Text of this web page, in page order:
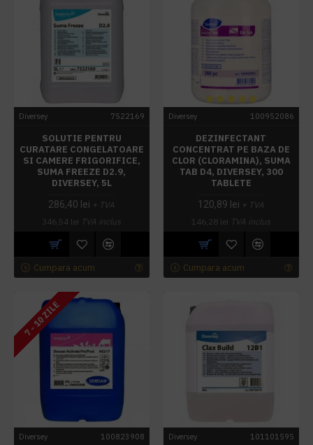
Diversey 7522169
SOLUTIE PENTRU
CURATARE CONGELATOARE
SI CAMERE FRIGORIFICE,
SUMA FREEZE D2.9,
DIVERSEY, 5L
286,40 lei + TVA
346,54 lei TVA inclus
Cumpara acum
Diversey 100952086
DEZINFECTANT
CONCENTRAT PE BAZA DE
CLOR (CLORAMINA), SUMA
TAB D4, DIVERSEY, 300
TABLETE
120,89 lei + TVA
146,28 lei TVA inclus
Cumpara acum
7 - 10 ZILE
Diversey 100823908 Diversey 101101595